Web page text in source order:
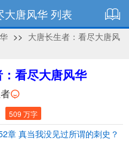
大唐风华 列表
>> 大唐长生者：看尽大唐风
看尽大唐风华
509 万字
章 真当我没见过所谓的刺史？